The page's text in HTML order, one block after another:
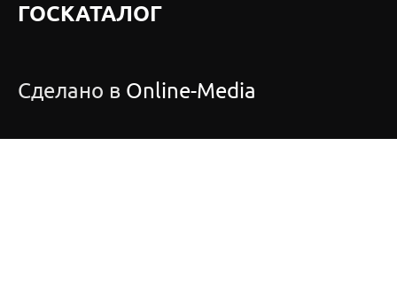
ГОСКАТАЛОГ
Сделано в Online-Media